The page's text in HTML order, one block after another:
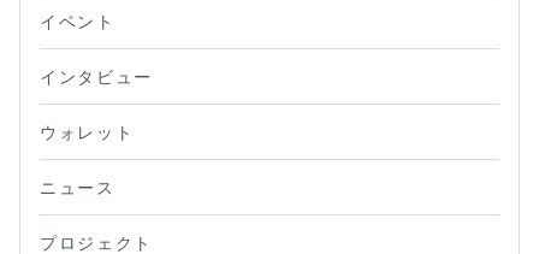
イベント
インタビュー
ウォレット
ニュース
プロジェクト